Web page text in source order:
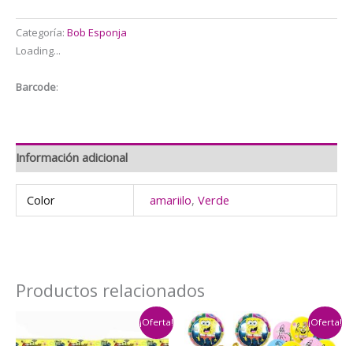
Categoría: Bob Esponja
Loading...
Barcode:
Información adicional
Color amariilo, Verde
Productos relacionados
¡Oferta! ¡Oferta!